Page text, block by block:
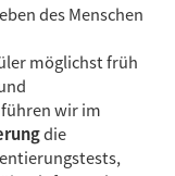
des Menschen
möglichst früh
wir im
die